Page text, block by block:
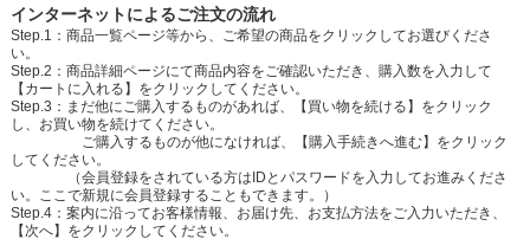
インターネットによるご注文の流れ
Step.1：商品一覧ページ等から、ご希望の商品をクリックしてお選びくださ
い。
Step.2：商品詳細ページにて商品内容をご確認いただき、購入数を入力して
【カートに入れる】をクリックしてください。
Step.3：まだ他にご購入するものがあれば、【買い物を続ける】をクリック
し、お買い物を続けてください。
ご購入するものが他になければ、【購入手続きへ進む】をクリック
してください。
（会員登録をされている方はIDとパスワードを入力してお進みくださ
い。ここで新規に会員登録することもできます。）
Step.4：案内に沿ってお客様情報、お届け先、お支払方法をご入力いただき、
【次へ】をクリックしてください。